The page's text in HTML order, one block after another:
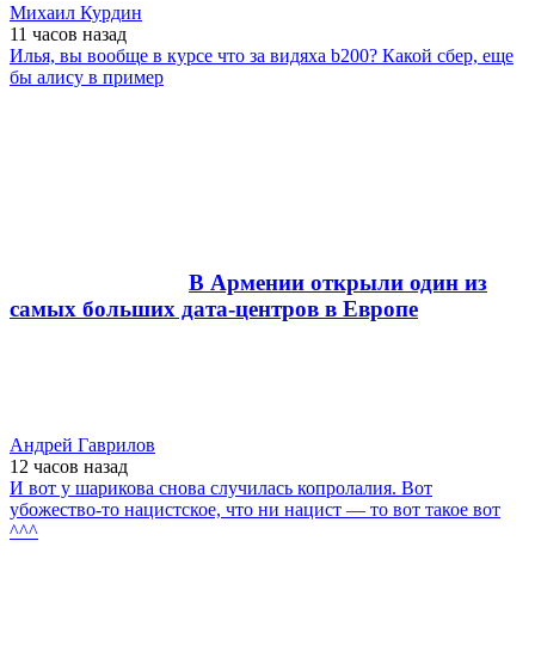
Михаил Курдин
11 часов назад
Илья, вы вообще в курсе что за видяха b200? Какой сбер, еще
бы алису в пример
В Армении открыли один из
самых больших дата-центров в Европе
Андрей Гаврилов
12 часов назад
И вот у шарикова снова случилась копролалия. Вот
убожество-то нацистское, что ни нацист — то вот такое вот
^^^